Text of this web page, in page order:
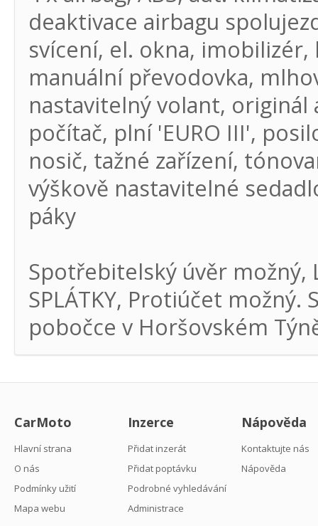
deaktivace airbagu
svícení, el. okna,
manuální převodovka,
nastavitelný volant,
počítač, plní 'EURO III',
nosič, tažné zařízení,
výškově nastavitelné
páky
Spotřebitelský úvěr možný,
SPLÁTKY, Protiúčet
pobočce v Horšovském
CarMoto
Hlavní strana
O nás
Podmínky užití
Mapa webu
Inzerce
Přidat inzerát
Přidat poptávku
Podrobné vyhledávání
Administrace
Nápověda
Kontaktujte nás
Nápověda